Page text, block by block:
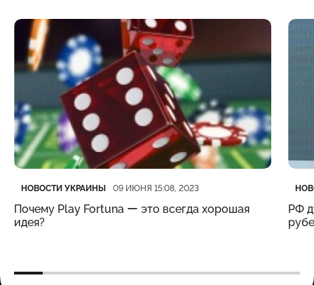
Категория
НОВОСТИ УКРАИНЫ
Дата публикации 09 ИЮНЯ 15:08, 2023
Почему Play Fortuna ー это всегда хорошая
идея?
РФ